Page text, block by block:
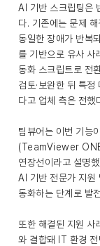
AI 기반 스크립팅은
다. 기존에는 문제
동일한 장애가 반복
를 기반으로 유사 사
동화 스크립트로 전
검토·보완한 뒤 특
다고 업체 측은 전했
팀뷰어는 이번 기능
(TeamViewer
연장선이라고 설명
AI 기반 전문가 지원
동화하는 단계로 발
또한 해결된 지원 사
와 결합돼 IT 환경